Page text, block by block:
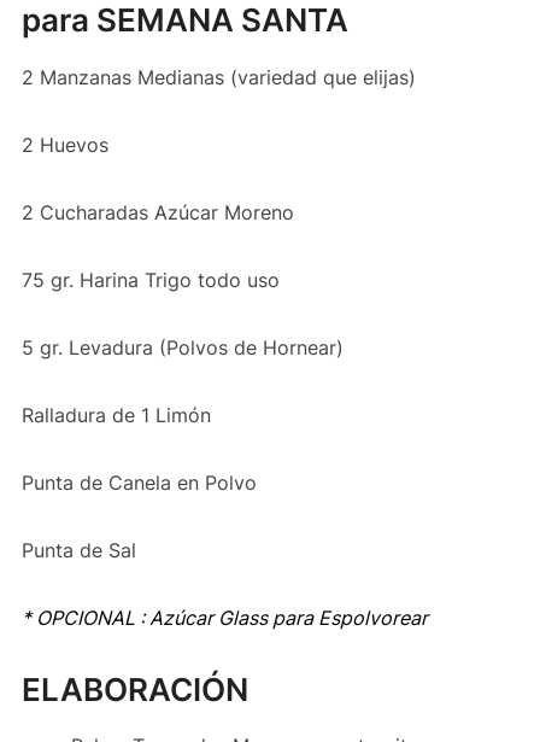
para SEMANA SANTA
2 Manzanas Medianas (variedad que elijas)
2 Huevos
2 Cucharadas Azúcar Moreno
75 gr. Harina Trigo todo uso
5 gr. Levadura (Polvos de Hornear)
Ralladura de 1 Limón
Punta de Canela en Polvo
Punta de Sal
* OPCIONAL : Azúcar Glass para Espolvorear
ELABORACIÓN